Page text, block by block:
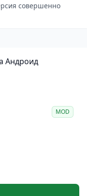
игрокамииз
способом
большое
позволяет
уникальный
персонажа,
и на
совершенно
Андроид
MOD